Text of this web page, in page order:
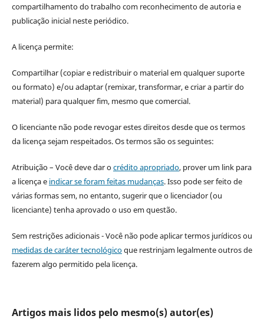
compartilhamento do trabalho com reconhecimento de autoria e
publicação inicial neste periódico.
A licença permite:
Compartilhar (copiar e redistribuir o material em qualquer suporte
ou formato) e/ou adaptar (remixar, transformar, e criar a partir do
material) para qualquer fim, mesmo que comercial.
O licenciante não pode revogar estes direitos desde que os termos
da licença sejam respeitados. Os termos são os seguintes:
Atribuição – Você deve dar ocrédito apropriado, prover um link para
a licença e indicar se foram feitas mudanças. Isso pode ser feito de
várias formas sem, no entanto, sugerir que o licenciador (ou
licenciante) tenha aprovado o uso em questão.
Sem restrições adicionais - Você não pode aplicar termos jurídicos ou
medidas de caráter tecnológicoque restrinjam legalmente outros de
fazerem algo permitido pela licença.
Artigos mais lidos pelo mesmo(s) autor(es)